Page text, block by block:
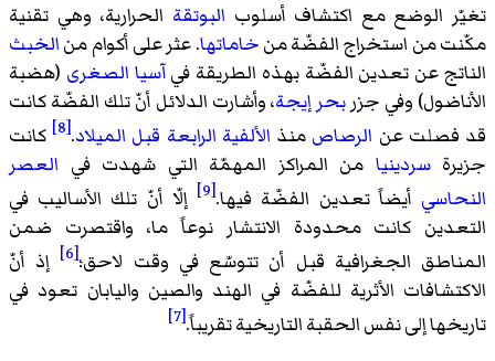
تغيّر الوضع مع اكتشاف أسلوب البوتقة الحرارية، وهي تقنية
مكّنت من استخراج الفضّة منخاماتها. عثر على أكوام منالخبث
الناتج عن تعدين الفضّة بهذه الطريقة فيآسيا الصغرى (هضبة
الأناضول) وفي جزربحر إيجة، وأشارت الدلائل أنّ تلك الفضّة كانت
قد فصلت عن الرصاص منذ الألفية الرابعة قبل الميلاد.
[8]
كانت
جزيرةسردينيا من المراكز المهمّة التي شهدت في العصر
النحاسي أيضاً تعدين الفضّة فيها.[9]
إلّا أنّ تلك الأساليب في
التعدين كانت محدودة الانتشار نوعاً ما، واقتصرت ضمن
المناطق الجغرافية قبل أن تتوسّع في وقت لاحق؛[6]
إذ أنّ
الاكتشافات الأثرية للفضّة في الهند والصين واليابان تعود في
تاريخها إلى نفس الحقبة التاريخية تقريباً.[7]